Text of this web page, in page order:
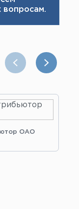
вопросам.
ОАО